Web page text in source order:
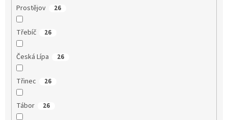
Prostějov 26
Třebíč 26
Česká Lípa 26
Třinec 26
Tábor 26